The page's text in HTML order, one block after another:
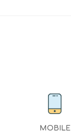
MOBILE